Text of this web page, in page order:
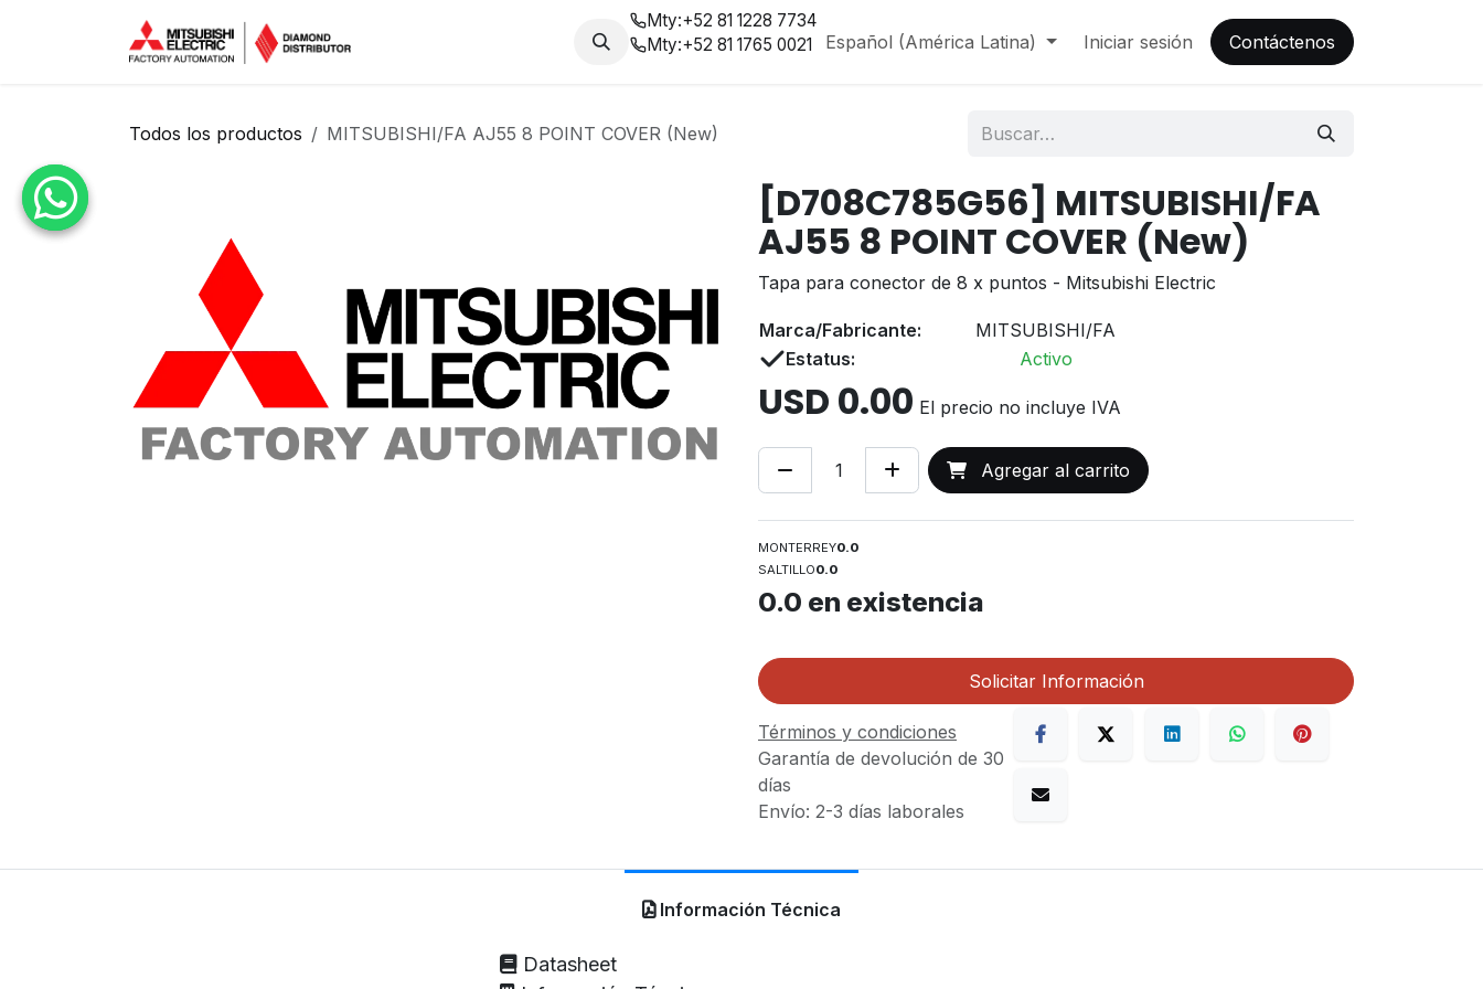
Nosotros Blog
Mty:+52 81 1228 7734
Mty:+52 81 1765 0021 Español (América Latina) Iniciar sesión Contáctenos
Todos los productos MITSUBISHI/FA AJ55 8 POINT COVER (New)
[D708C785G56] MITSUBISHI/FA
AJ55 8 POINT COVER (New)
Tapa para conector de 8 x puntos - Mitsubishi Electric
Marca/Fabricante:
MITSUBISHI/FA
Estatus:
Activo
USD 0.00 El precio no incluye IVA
Agregar al carrito
MONTERREY0.0
SALTILLO0.0
0.0 en existencia
Solicitar Información
Términos y condiciones
Garantía de devolución de 30
días
Envío: 2-3 días laborales
Información Técnica
Datasheet